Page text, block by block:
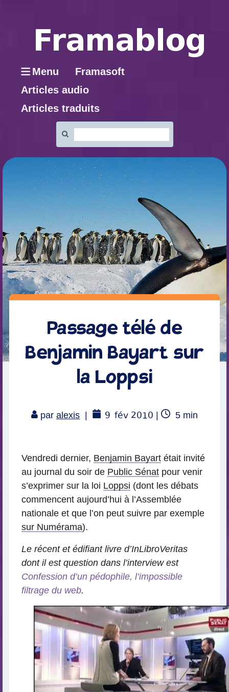
Menu
Framasoft
Articles audio
Articles traduits
:
Passage télé de
Benjamin Bayart sur
la Loppsi
paralexis 9 fév 2010
Temps
5min
Vendredi dernier, Benjamin Bayart était invité
au journal du soir de Public Sénat pour venir
s’exprimer sur la loi Loppsi (dont les débats
commencent aujourd’hui à l’Assemblée
nationale et que l’on peut suivre par exemple
sur Numérama).
Le récent et édifiant livre d’InLibroVeritas
dont il est question dans l’interview est
Confession d’un pédophile, l’impossible
filtrage du web.